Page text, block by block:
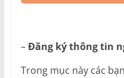
–Đăng ký thông tin
Trong mục này các